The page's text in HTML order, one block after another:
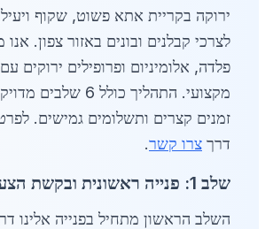
ירוקה בקריית אתא פשוט, שקוף
לצרכי קבלנים ובונים באזור צפון.
פלדה, אלומיניום ופרופילים ירוקים
מקצועי. התהליך כולל
זמנים קצרים ותשלומים גמישים.
דרך צרו קשר.
שלב 1: פנייה ראשונית ובקשת הצעה
השלב הראשון מתחיל בפנייה אלינו